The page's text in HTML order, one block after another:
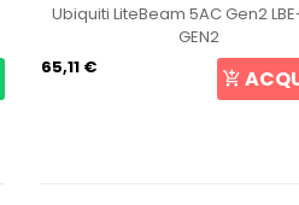
Ubiquiti LiteBeam 5AC Gen2
GEN2
65,11 €